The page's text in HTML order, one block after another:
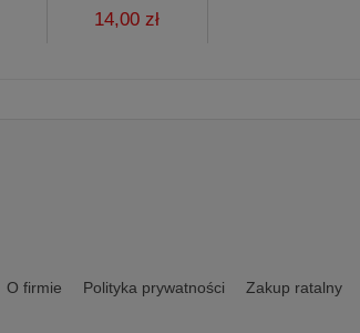
14,00 zł
O firmie Polityka prywatności Zakup ratalny